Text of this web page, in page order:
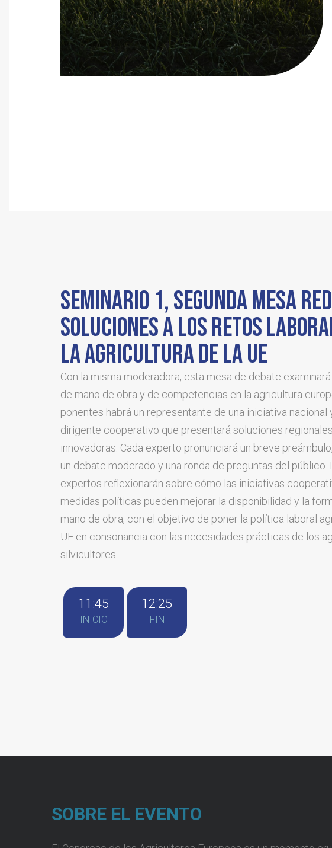
SEMINARIO 1, SEGUNDA MESA
SOLUCIONES A LOS RETOS
LA AGRICULTURA DE LA UE
Con la misma moderadora, esta mesa de debate
de mano de obra y de competencias en la agricultura
ponentes habrá un representante de una iniciativa nacional
dirigente cooperativo que presentará soluciones regionales
innovadoras. Cada experto pronunciará un breve
un debate moderado y una ronda de preguntas del público.
expertos reflexionarán sobre cómo las iniciativas
medidas políticas pueden mejorar la disponibilidad y la
mano de obra, con el objetivo de poner la política laboral
UE en consonancia con las necesidades prácticas de los
silvicultores.
11:45
INICIO
12:25
FIN
SOBRE EL EVENTO